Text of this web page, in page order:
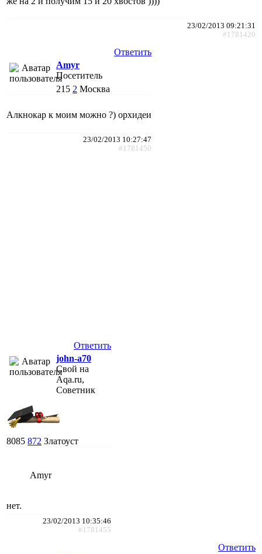
23/02/2013 09:21:31
#1781420
Ответить
Amyr
Посетитель
215 2 Москва
Алкнокар к моим можно ?) орхидеи
23/02/2013 10:27:47
#1781450
Ответить
john-a70
Свой на
Aqa.ru,
Советник
8085 872 Златоуст
Amyr
нет.
23/02/2013 10:35:46
#1781455
Ответить